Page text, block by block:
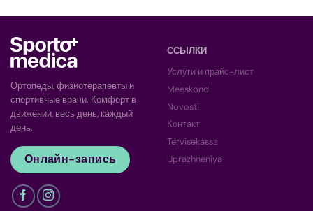
Ортопеды, физиотерапевты и
спортивные врачи. Комфорт в
движении, весь день, каждый
день.
Онлайн-запись
ССЫЛКИ
Услуги и прайс-лист
Meeskond
Novosti
Контакт
Tervisekassa
Uprazhneniya